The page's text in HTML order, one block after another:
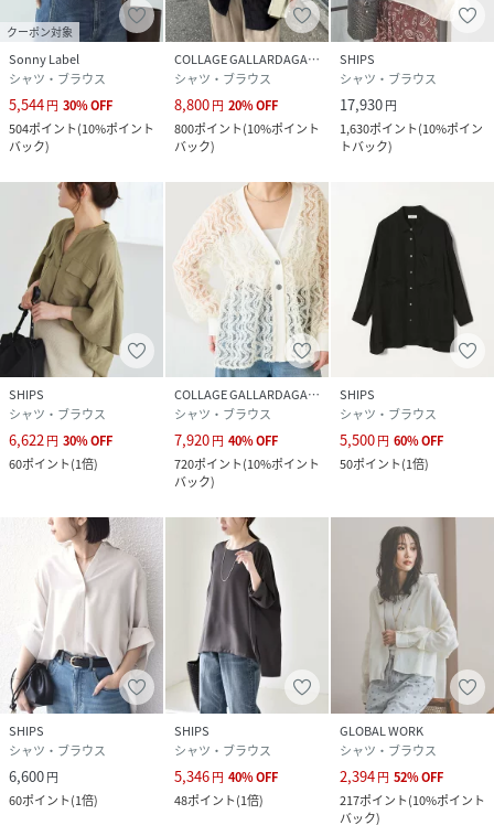
クーポン対象
Sonny Label
シャツ・ブラウス
5,544円 30%OFF
504ポイント(10%ポイント
バック)
COLLAGE GALLARDAGALANTE
シャツ・ブラウス
8,800円 20%OFF
800ポイント(10%ポイント
バック)
SHIPS
シャツ・ブラウス
17,930円
1,630ポイント(10%ポイン
トバック)
SHIPS
シャツ・ブラウス
6,622円 30%OFF
60ポイント(1倍)
COLLAGE GALLARDAGALANTE
シャツ・ブラウス
7,920円 40%OFF
720ポイント(10%ポイント
バック)
SHIPS
シャツ・ブラウス
5,500円 60%OFF
50ポイント(1倍)
SHIPS
シャツ・ブラウス
6,600円
60ポイント(1倍)
SHIPS
シャツ・ブラウス
5,346円 40%OFF
48ポイント(1倍)
GLOBAL WORK
シャツ・ブラウス
2,394円 52%OFF
217ポイント(10%ポイント
バック)